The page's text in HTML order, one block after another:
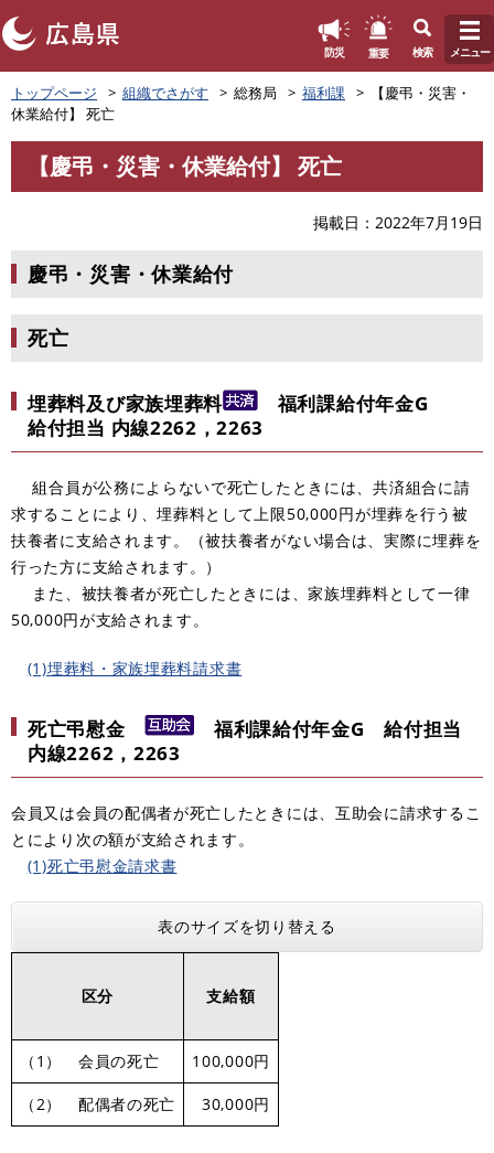
ペ
ー
ジ
の
頭
。
防災 重要 検索 メニュー
トップページ 組織でさがす 総務局 福利課
【慶弔・災害・
休業給付】 死亡
文
【慶弔・災害・休業給付】 死亡
掲載日 2022年7月19日
慶弔・災害・休業給付
死亡
埋葬料及び家族埋葬料
福利課給付年金G
給付担当 内線2262，2263
組合員が公務によらないで死亡したときには、共済組合に請
求することにより、埋葬料として上限50,000円が埋葬を行う被
扶養者に支給されます。（被扶養者がない場合は、実際に埋葬を
行った方に支給されます。）
また、被扶養者が死亡したときには、家族埋葬料として一律
50,000円が支給されます。
(1)埋葬料・家族埋葬料請求書
死亡弔慰金
福利課給付年金G 給付担当
内線2262，2263
会員又は会員の配偶者が死亡したときには、互助会に請求するこ
とにより次の額が支給されます。
(1)死亡弔慰金請求書
表のサイズを切り替える
区分 支給額
（1） 会員の死亡 100,000円
（2） 配偶者の死亡 30,000円